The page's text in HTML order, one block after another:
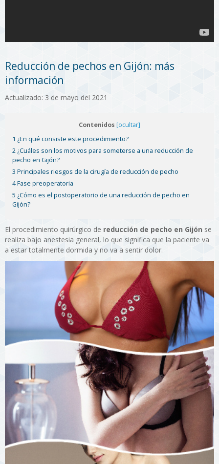
Reducción de pechos en Gijón: más
información
Actualizado: 3 de mayo del 2021
Contenidos [ocultar]
1 ¿En qué consiste este procedimiento?
2 ¿Cuáles son los motivos para someterse a una reducción de
pecho en Gijón?
3 Principales riesgos de la cirugía de reducción de pecho
4 Fase preoperatoria
5 ¿Cómo es el postoperatorio de una reducción de pecho en
Gijón?
El procedimiento quirúrgico de reducción de pecho en Gijón se
realiza bajo anestesia general, lo que significa que la paciente va
a estar totalmente dormida y no va a sentir dolor.